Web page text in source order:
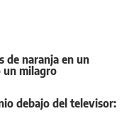
de naranja en un
un milagro
debajo del televisor: